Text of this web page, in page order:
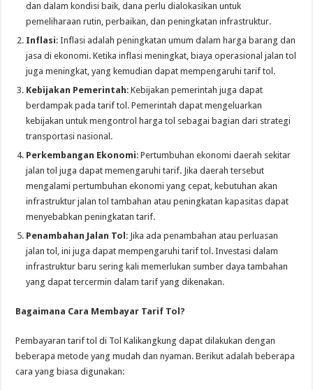
dan dalam kondisi baik, dana perlu dialokasikan untuk
pemeliharaan rutin, perbaikan, dan peningkatan infrastruktur.
Inflasi: Inflasi adalah peningkatan umum dalam harga barang dan
jasa di ekonomi. Ketika inflasi meningkat, biaya operasional jalan tol
juga meningkat, yang kemudian dapat mempengaruhi tarif tol.
Kebijakan Pemerintah: Kebijakan pemerintah juga dapat
berdampak pada tarif tol. Pemerintah dapat mengeluarkan
kebijakan untuk mengontrol harga tol sebagai bagian dari strategi
transportasi nasional.
Perkembangan Ekonomi: Pertumbuhan ekonomi daerah sekitar
jalan tol juga dapat memengaruhi tarif. Jika daerah tersebut
mengalami pertumbuhan ekonomi yang cepat, kebutuhan akan
infrastruktur jalan tol tambahan atau peningkatan kapasitas dapat
menyebabkan peningkatan tarif.
Penambahan Jalan Tol : Jika ada penambahan atau perluasan
jalan tol, ini juga dapat mempengaruhi tarif tol. Investasi dalam
infrastruktur baru sering kali memerlukan sumber daya tambahan
yang dapat tercermin dalam tarif yang dikenakan.
Bagaimana Cara Membayar Tarif Tol?
Pembayaran tarif tol di Tol Kalikangkung dapat dilakukan dengan
beberapa metode yang mudah dan nyaman. Berikut adalah beberapa
cara yang biasa digunakan: